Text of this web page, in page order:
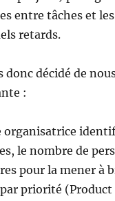
entre tâches et
retards.
donc décidé de
:
organisatrice
le nombre de
pour la mener à
priorité (Product